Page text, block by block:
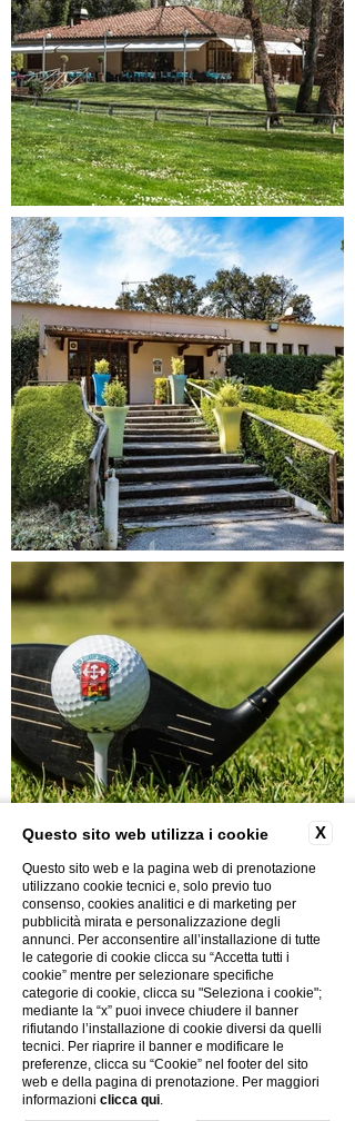
Scopri le altre attività
RESTA AGGIORNATO:
Iscriviti alla newsletter
X
Questo sito web utilizza i cookie
Questo sito web e la pagina web di prenotazione
utilizzano cookie tecnici e, solo previo tuo
consenso, cookies analitici e di marketing per
pubblicità mirata e personalizzazione degli
annunci. Per acconsentire all’installazione di tutte
le categorie di cookie clicca su “Accetta tutti i
cookie” mentre per selezionare specifiche
categorie di cookie, clicca su "Seleziona i cookie";
mediante la “x” puoi invece chiudere il banner
rifiutando l’installazione di cookie diversi da quelli
tecnici. Per riaprire il banner e modificare le
preferenze, clicca su “Cookie” nel footer del sito
web e della pagina di prenotazione. Per maggiori
informazioni clicca qui.